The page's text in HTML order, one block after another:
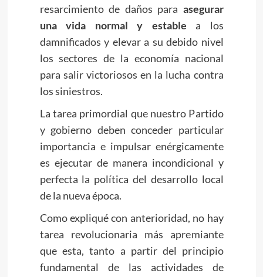
resarcimiento de daños para asegurar
una vida normal y estable a los
damnificados y elevar a su debido nivel
los sectores de la economía nacional
para salir victoriosos en la lucha contra
los siniestros.
La tarea primordial que nuestro Partido
y gobierno deben conceder particular
importancia e impulsar enérgicamente
es ejecutar de manera incondicional y
perfecta la política del desarrollo local
de la nueva época.
Como expliqué con anterioridad, no hay
tarea revolucionaria más apremiante
que esta, tanto a partir del principio
fundamental de las actividades de